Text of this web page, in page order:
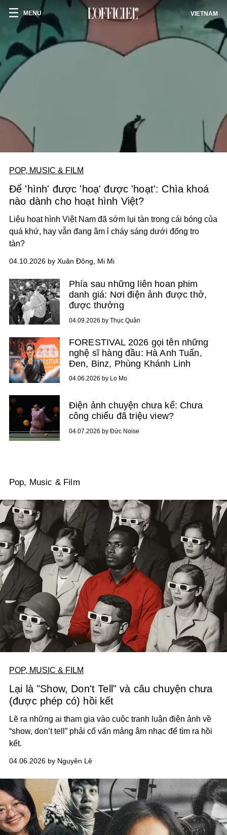
MENU VIETNAM
POP, MUSIC & FILM
Để 'hình' được 'hoạ' được 'hoạt': Chìa khoá
nào dành cho hoạt hình Việt?
Liệu hoạt hình Việt Nam đã sớm lụi tàn trong cái bóng của
quá khứ, hay vẫn đang âm ỉ cháy sáng dưới đống tro
tàn?
04.10.2026 by Xuân Đông, Mi Mi
Phía sau những liên hoan phim
danh giá: Nơi điện ảnh được thở,
được thưởng
04.09.2026 by Thục Quân
FORESTIVAL 2026 gọi tên những
nghệ sĩ hàng đầu: Hà Anh Tuấn,
Đen, Binz, Phùng Khánh Linh
04.06.2026 by Lo Mo
Điện ảnh chuyện chưa kể: Chưa
công chiếu đã triệu view?
04.07.2026 by Đức Noise
Pop, Music & Film
POP, MUSIC & FILM
Lại là "Show, Don't Tell" và câu chuyện chưa
(được phép có) hồi kết
Lẽ ra những ai tham gia vào cuộc tranh luận điện ảnh về
“show, don’t tell” phải cố vấn mảng âm nhạc để tìm ra hồi
kết.
04.06.2026 by Nguyên Lê